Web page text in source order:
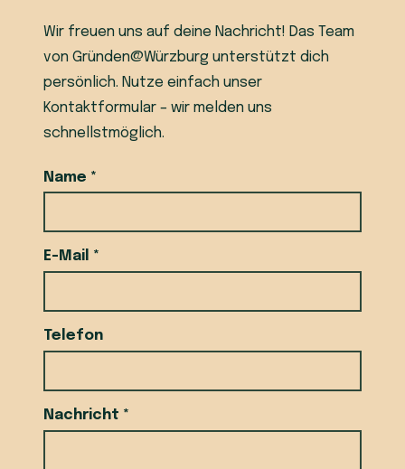
Wir freuen uns auf deine Nachricht! Das Team
von Gründen@Würzburg unterstützt dich
persönlich. Nutze einfach unser
Kontaktformular – wir melden uns
schnellstmöglich.
Name *
E-Mail *
Telefon
Nachricht *